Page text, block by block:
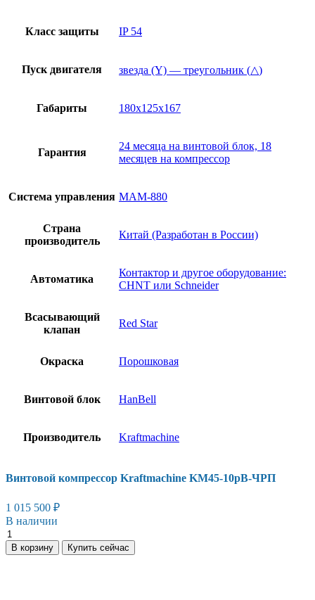
Класс защиты IP 54
Пуск двигателя звезда (Y) — треугольник (△)
Габариты 180x125x167
Гарантия
24 месяца на винтовой блок, 18
месяцев на компрессор
Система управления МАМ-880
Страна
производитель
Китай (Разработан в России)
Автоматика
Контактор и другое оборудование:
CHNT или Schneider
Всасывающий
клапан
Red Star
Окраска Порошковая
Винтовой блок HanBell
Производитель Kraftmachine
Винтовой компрессор Kraftmaсhine KM45-10рВ-ЧРП
1 015 500 ₽
В наличии
Винтовой
компрессор
Kraftmaсhine
В корзину Купить сейчас